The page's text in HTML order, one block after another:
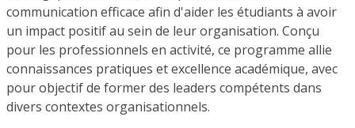
communication efficace afin d'aider les étudiants à avoir
un impact positif au sein de leur organisation. Conçu
pour les professionnels en activité, ce programme allie
connaissances pratiques et excellence académique, avec
pour objectif de former des leaders compétents dans
divers contextes organisationnels.